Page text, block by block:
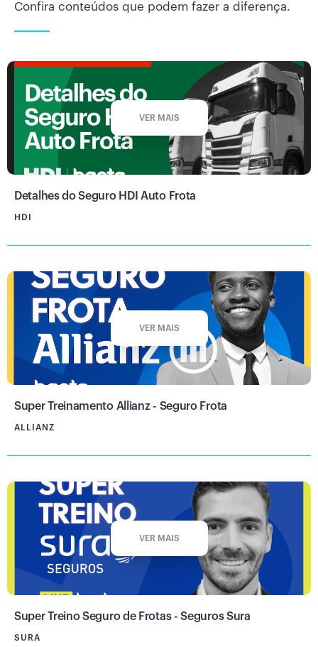
Confira conteúdos que podem fazer a diferença.
VER MAIS
Detalhes do Seguro HDI Auto Frota
HDI
VER MAIS
Super Treinamento Allianz - Seguro Frota
ALLIANZ
VER MAIS
Super Treino Seguro de Frotas - Seguros Sura
SURA